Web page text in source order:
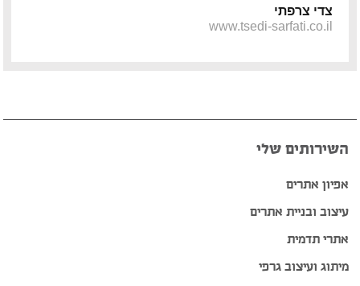
צדי צרפתי
www.tsedi-sarfati.co.il
השירותים שלי
אפיון אתרים
עיצוב ובניית אתרים
אתרי תדמית
מיתוג ועיצוב גרפי